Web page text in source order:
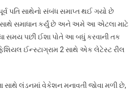
પતિ સાથેનો સંબંધ સમાપ્ત થઈ ગયો છે
સાથે સમાધાન કર્યું છે અને અમે આ એટલા માટે
સમય પછી ઈશા પોતે આ બધું કરવાની તક
ઈન્સ્ટાગ્રામ 2 સાથે એક લેટેસ્ટ રીલ
સાથે લંડનમાં વેકેશન મનાવતી જોવા મળી છે,